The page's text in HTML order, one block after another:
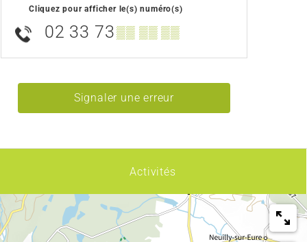
Cliquez pour afficher le(s) numéro(s)
02 33 73 ▒▒ ▒▒ ▒▒
Signaler une erreur
Activités